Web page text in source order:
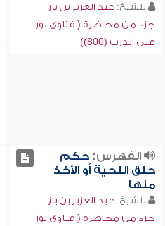
للشيخ: عبد العزيز بن باز
جزء من محاضرة ( فتاوى نور
على الدرب (800))
الفهرس:حكم
حلق اللحية أو الأخذ
منها
للشيخ: عبد العزيز بن باز
جزء من محاضرة ( فتاوى نور